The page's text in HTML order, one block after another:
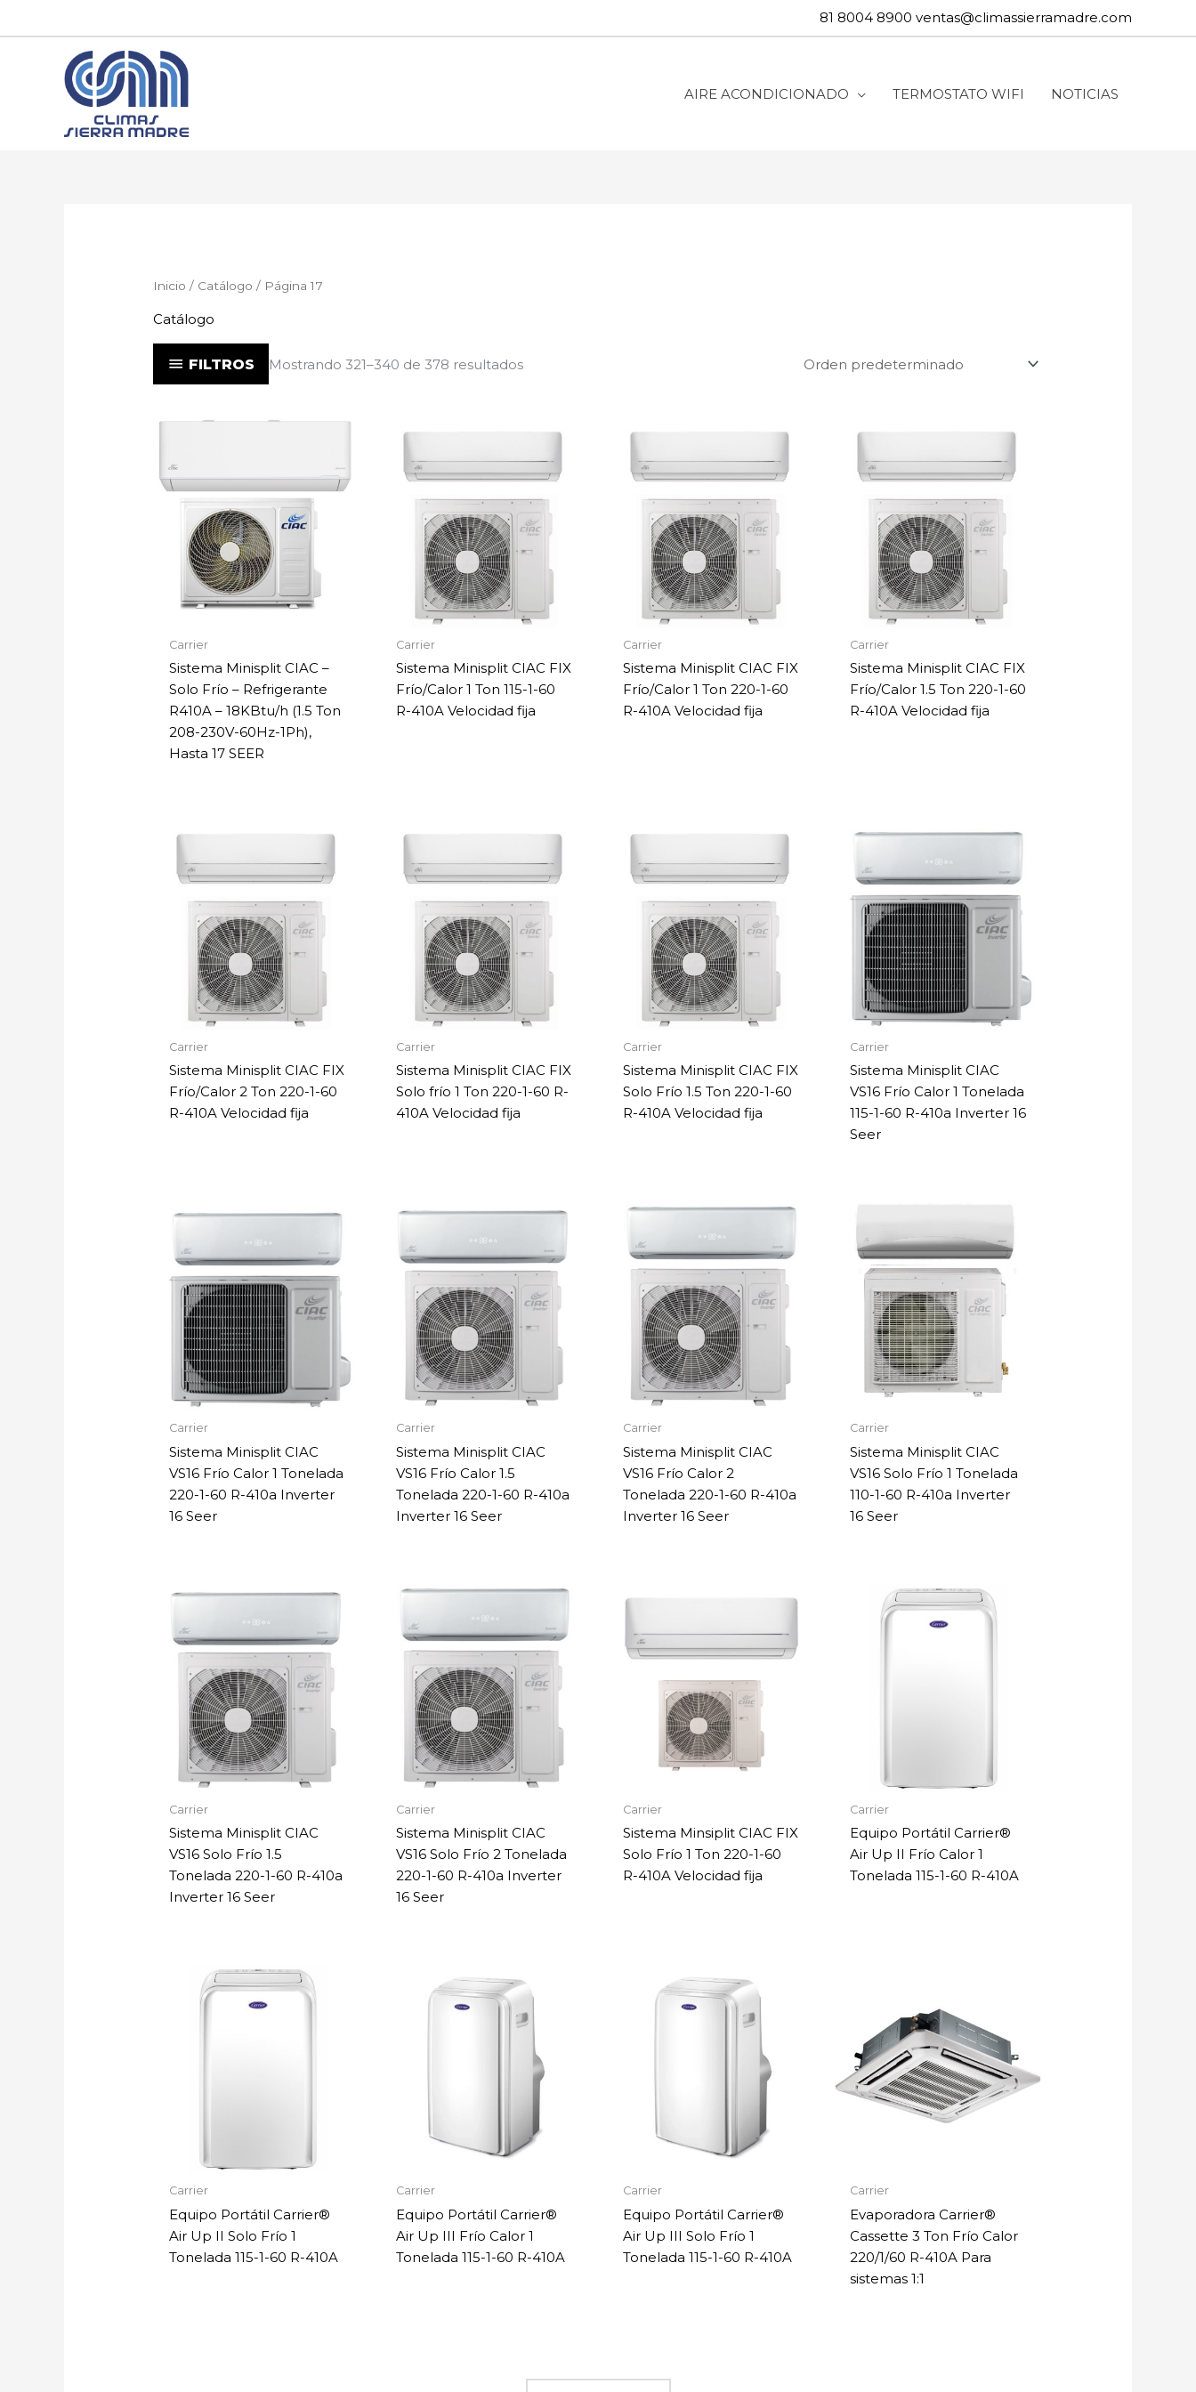
81 8004 8900 ventas@climassierramadre.com
AIRE ACONDICIONADO TERMOSTATO WIFI NOTICIAS
Inicio / Catálogo / Página 17
Catálogo
FILTROS Mostrando 321–340 de 378 resultados
Carrier
Sistema Minisplit CIAC –
Solo Frío – Refrigerante
R410A – 18KBtu/h (1.5 Ton
208-230V-60Hz-1Ph),
Hasta 17 SEER
Carrier
Sistema Minisplit CIAC FIX
Frío/Calor 1 Ton 115-1-60
R-410A Velocidad fija
Carrier
Sistema Minisplit CIAC FIX
Frío/Calor 1 Ton 220-1-60
R-410A Velocidad fija
Carrier
Sistema Minisplit CIAC FIX
Frío/Calor 1.5 Ton 220-1-60
R-410A Velocidad fija
Carrier
Sistema Minisplit CIAC FIX
Frío/Calor 2 Ton 220-1-60
R-410A Velocidad fija
Carrier
Sistema Minisplit CIAC FIX
Solo frío 1 Ton 220-1-60 R-
410A Velocidad fija
Carrier
Sistema Minisplit CIAC FIX
Solo Frío 1.5 Ton 220-1-60
R-410A Velocidad fija
Carrier
Sistema Minisplit CIAC
VS16 Frío Calor 1 Tonelada
115-1-60 R-410a Inverter 16
Seer
Carrier
Sistema Minisplit CIAC
VS16 Frío Calor 1 Tonelada
220-1-60 R-410a Inverter
16 Seer
Carrier
Sistema Minisplit CIAC
VS16 Frío Calor 1.5
Tonelada 220-1-60 R-410a
Inverter 16 Seer
Carrier
Sistema Minisplit CIAC
VS16 Frío Calor 2
Tonelada 220-1-60 R-410a
Inverter 16 Seer
Carrier
Sistema Minisplit CIAC
VS16 Solo Frío 1 Tonelada
110-1-60 R-410a Inverter
16 Seer
Carrier
Sistema Minisplit CIAC
VS16 Solo Frío 1.5
Tonelada 220-1-60 R-410a
Inverter 16 Seer
Carrier
Sistema Minisplit CIAC
VS16 Solo Frío 2 Tonelada
220-1-60 R-410a Inverter
16 Seer
Carrier
Sistema Minsiplit CIAC FIX
Solo Frío 1 Ton 220-1-60
R-410A Velocidad fija
Carrier
Equipo Portátil Carrier®
Air Up II Frío Calor 1
Tonelada 115-1-60 R-410A
Carrier
Equipo Portátil Carrier®
Air Up II Solo Frío 1
Tonelada 115-1-60 R-410A
Carrier
Equipo Portátil Carrier®
Air Up III Frío Calor 1
Tonelada 115-1-60 R-410A
Carrier
Equipo Portátil Carrier®
Air Up III Solo Frío 1
Tonelada 115-1-60 R-410A
Carrier
Evaporadora Carrier®
Cassette 3 Ton Frío Calor
220/1/60 R-410A Para
sistemas 1:1